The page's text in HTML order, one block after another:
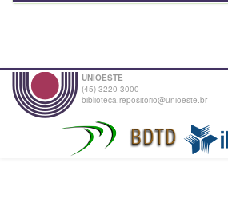
UNIOESTE
(45) 3220-3000
biblioteca.repositorio@unioeste.br